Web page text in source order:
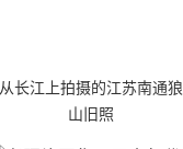
从长江上拍摄的江苏南通狼
山旧照